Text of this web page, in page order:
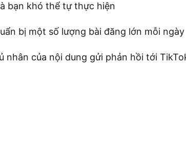
bạn khó thể tự thực hiện
bị một số lượng bài đăng lớn mỗi ngày
của nội dung gửi phản hồi tới